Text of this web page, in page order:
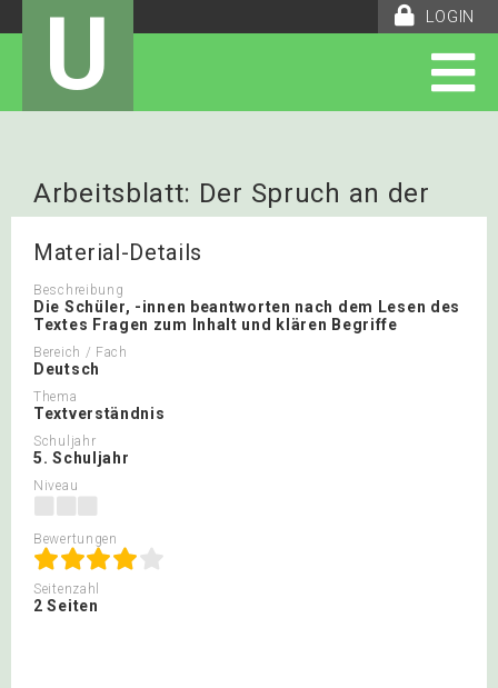
LOGIN
U
Arbeitsblatt: Der Spruch an der
Wandtafel
Material-Details
Beschreibung
Die Schüler, -innen beantworten nach dem Lesen des
Textes Fragen zum Inhalt und klären Begriffe
Bereich / Fach
Deutsch
Thema
Textverständnis
Schuljahr
5. Schuljahr
Niveau
Bewertungen
Seitenzahl
2 Seiten